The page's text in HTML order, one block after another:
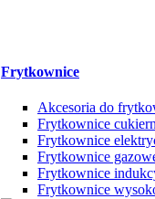
Frytkownice
Akcesoria do
Frytkownice
Frytkownice
Frytkownice
Frytkownice
Frytkownice